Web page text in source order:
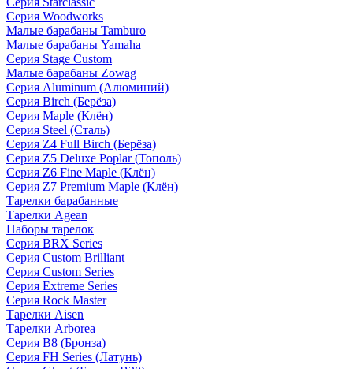
Серия Woodworks
Малые барабаны Tamburo
Малые барабаны Yamaha
Серия Stage Custom
Малые барабаны Zowag
Серия Aluminum (Алюминий)
Серия Birch (Берёза)
Серия Maple (Клён)
Серия Steel (Сталь)
Серия Z4 Full Birch (Берёза)
Серия Z5 Deluxe Poplar (Тополь)
Серия Z6 Fine Maple (Клён)
Серия Z7 Premium Maple (Клён)
Тарелки барабанные
Тарелки Agean
Наборы тарелок
Серия BRX Series
Серия Custom Brilliant
Серия Custom Series
Серия Extreme Series
Серия Rock Master
Тарелки Aisen
Тарелки Arborea
Серия B8 (Бронза)
Серия FH Series (Латунь)